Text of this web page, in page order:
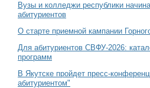
Вузы и колледжи республики
абитуриентов
О старте приемной кампании
Для абитуриентов СВФУ-2026:
программ
В Якутске пройдет пресс-
абитуриентом"